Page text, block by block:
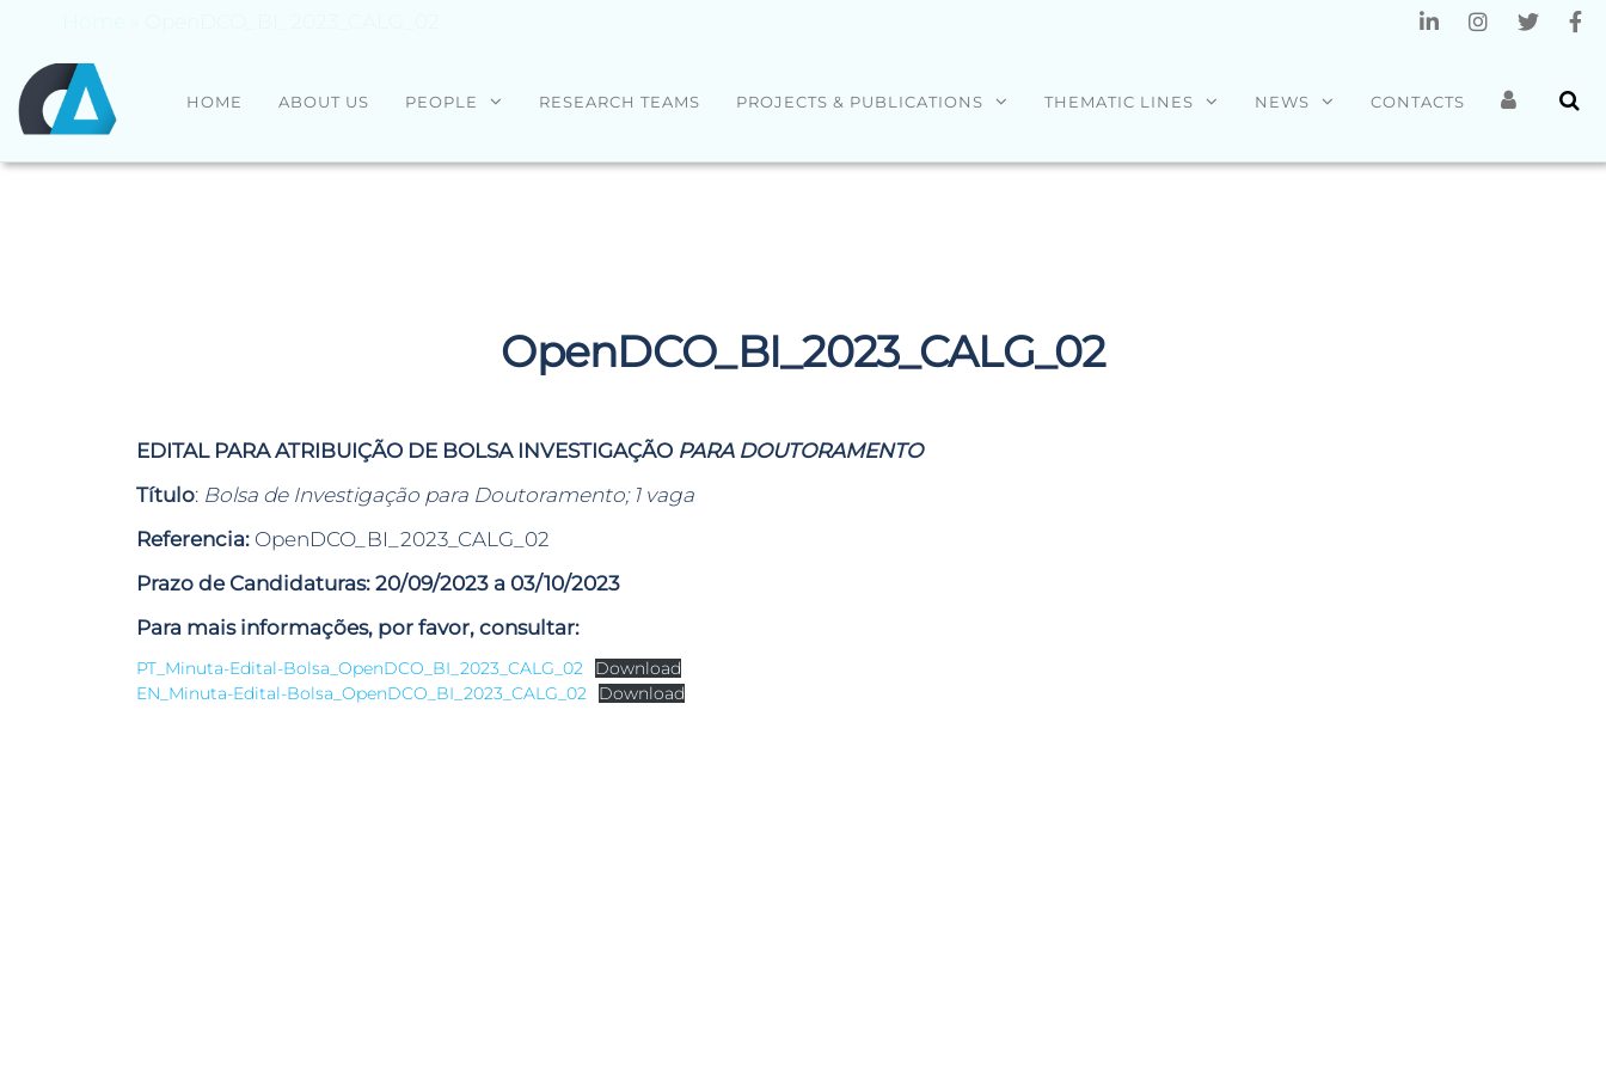
CENTRO
Universidade
HOME ABOUT US PEOPLE RESEARCH TEAMS PROJECTS & PUBLICATIONS THEMATIC LINES NEWS CONTACTS
OpenDCO_BI_2023_CALG_02
EDITAL PARA ATRIBUIÇÃO DE BOLSA INVESTIGAÇÃO PARA DOUTORAMENTO
Título: Bolsa de Investigação para Doutoramento; 1 vaga
Referencia: OpenDCO_BI_2023_CALG_02
Prazo de Candidaturas: 20/09/2023 a 03/10/2023
Para mais informações, por favor, consultar:
PT_Minuta-Edital-Bolsa_OpenDCO_BI_2023_CALG_02
Download
EN_Minuta-Edital-Bolsa_OpenDCO_BI_2023_CALG_02
Download